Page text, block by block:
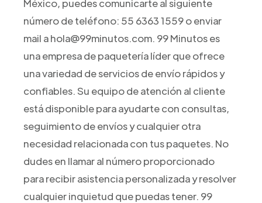
México, puedes comunicarte al siguiente
número de teléfono: 55 6363 1559 o enviar
mail a hola@99minutos.com. 99 Minutos es
una empresa de paquetería líder que ofrece
una variedad de servicios de envío rápidos y
confiables. Su equipo de atención al cliente
está disponible para ayudarte con consultas,
seguimiento de envíos y cualquier otra
necesidad relacionada con tus paquetes. No
dudes en llamar al número proporcionado
para recibir asistencia personalizada y resolver
cualquier inquietud que puedas tener. 99